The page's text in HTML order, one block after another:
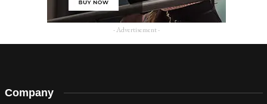
- Advertisement -
Company